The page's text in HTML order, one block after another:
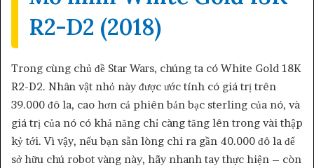
R2-D2 (2018)
Trong cùng chủ đề Star Wars, chúng ta có White Gold 18K
R2-D2. Nhân vật nhỏ này được ước tính có giá trị trên
39.000 đô la, cao hơn cả phiên bản bạc sterling của nó, và
giá trị của nó có khả năng chỉ càng tăng lên trong vài thập
kỷ tới. Vì vậy, nếu bạn sẵn lòng chi ra gần 40.000 đô la để
sở hữu chú robot vàng này, hãy nhanh tay thực hiện – còn